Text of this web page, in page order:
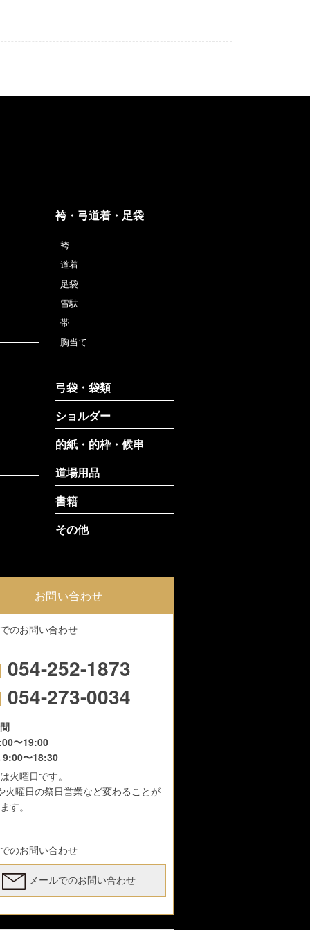
袴・弓道着・足袋
袴
道着
足袋
雪駄
帯
胸当て
弓袋・袋類
ショルダー
的紙・的枠・候串
道場用品
書籍
その他
お問い合わせ
のお問い合わせ
054-252-1873
054-273-0034
〜19:00
9:00〜18:30
火曜日です。
火曜日の祭日営業など変わることが
す。
のお問い合わせ
メールでのお問い合わせ